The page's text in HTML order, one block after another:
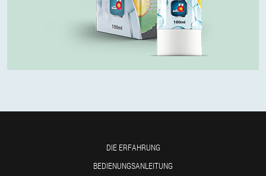
DIE ERFAHRUNG
BEDIENUNGSANLEITUNG